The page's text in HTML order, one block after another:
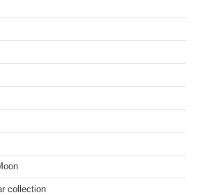
collection